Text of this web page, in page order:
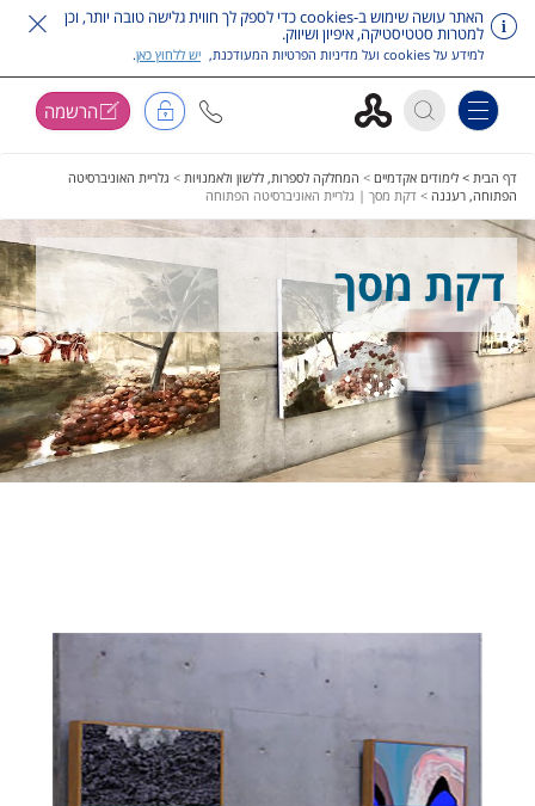
האתר עושה שימוש ב-cookies כדי לספק לך חווית גלישה טובה יותר, וכן
למטרות סטטיסטיקה, איפיון ושיווק.
למידע על cookies ועל מדיניות הפרטיות המעודכנת, יש ללחוץ כאן.
Toggle navigation הרשמה
דף הבית > לימודים אקדמיים > המחלקה לספרות, ללשון ולאמנויות > גלריית האוניברסיטה
הפתוחה, רעננה > דקת מסך | גלריית האוניברסיטה הפתוחה
דקת מסך